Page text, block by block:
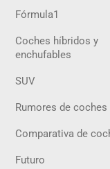
Fórmula1
Coches híbridos y
enchufables
SUV
Rumores de coches
Comparativa de
Futuro